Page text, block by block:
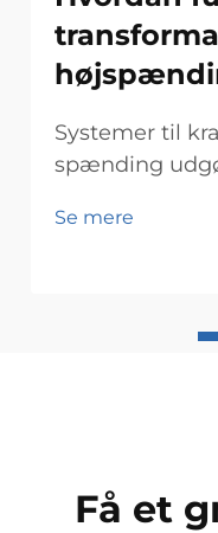
Systemer til
spænding
transportere
Se mere
Få et